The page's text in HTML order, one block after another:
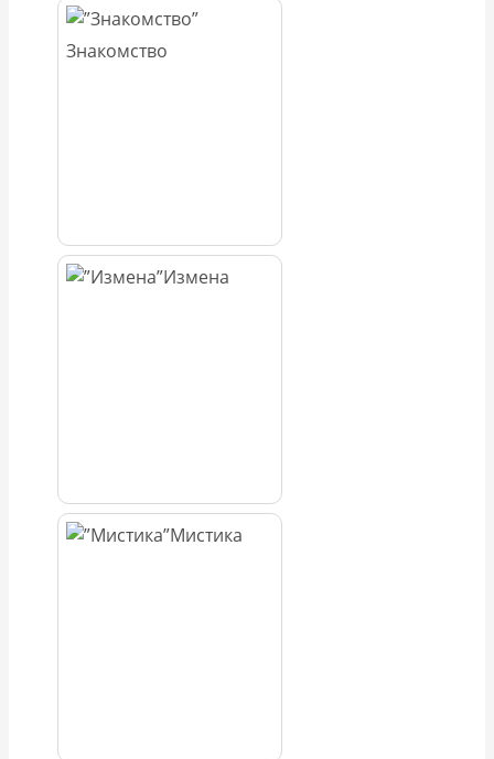
Знакомство
Измена
Мистика